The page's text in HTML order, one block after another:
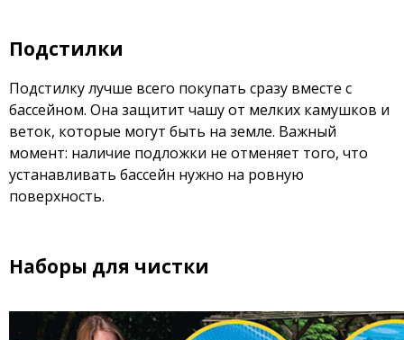
Подстилки
Подстилку лучше всего покупать сразу вместе с
бассейном. Она защитит чашу от мелких камушков и
веток, которые могут быть на земле. Важный
момент: наличие подложки не отменяет того, что
устанавливать бассейн нужно на ровную
поверхность.
Наборы для чистки